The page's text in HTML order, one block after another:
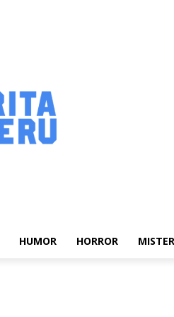
HUMOR HORROR